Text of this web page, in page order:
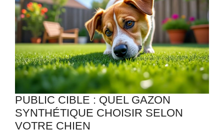
PUBLIC CIBLE : QUEL GAZON
SYNTHÉTIQUE CHOISIR SELON
VOTRE CHIEN